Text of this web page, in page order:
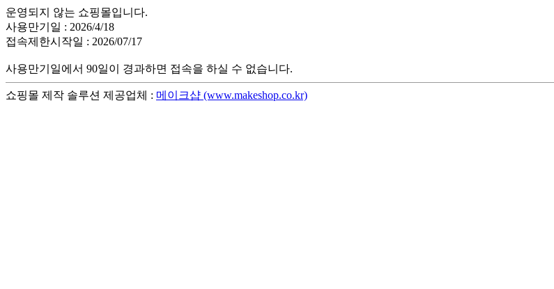
운영되지 않는 쇼핑몰입니다.
사용만기일 : 2026/4/18
접속제한시작일 : 2026/07/17
사용만기일에서 90일이 경과하면 접속을 하실 수 없습니다.
쇼핑몰 제작 솔루션 제공업체 : 메이크샵 (www.makeshop.co.kr)